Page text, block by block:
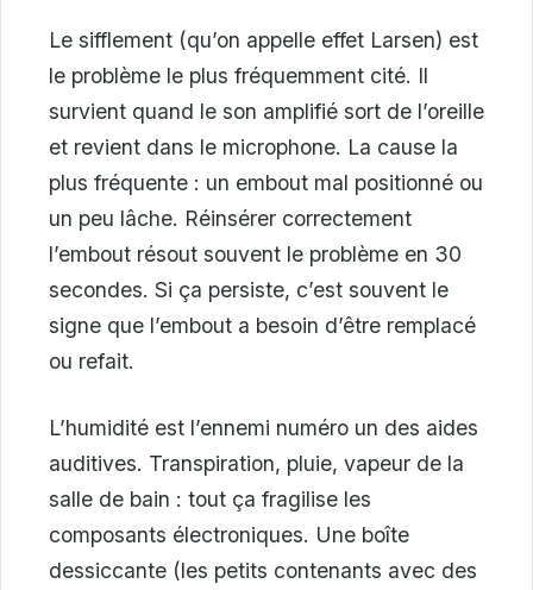
Le sifflement (qu’on appelle effet Larsen) est
le problème le plus fréquemment cité. Il
survient quand le son amplifié sort de l’oreille
et revient dans le microphone. La cause la
plus fréquente : un embout mal positionné ou
un peu lâche. Réinsérer correctement
l’embout résout souvent le problème en 30
secondes. Si ça persiste, c’est souvent le
signe que l’embout a besoin d’être remplacé
ou refait.
L’humidité est l’ennemi numéro un des aides
auditives. Transpiration, pluie, vapeur de la
salle de bain : tout ça fragilise les
composants électroniques. Une boîte
dessiccante (les petits contenants avec des